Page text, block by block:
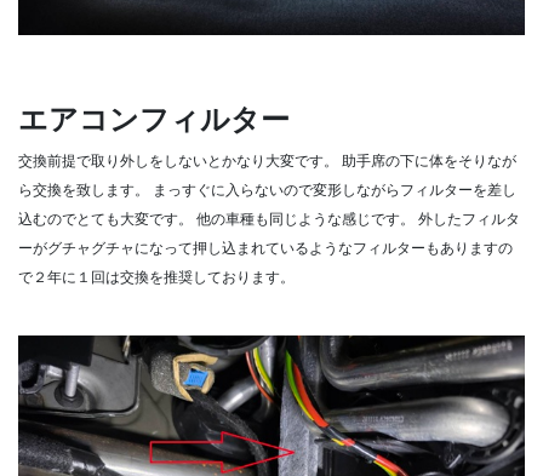
エアコンフィルター
交換前提で取り外しをしないとかなり大変です。
助手席の下に体をそりなが
ら交換を致します。
まっすぐに入らないので変形しながらフィルターを差し
込むのでとても大変です。
他の車種も同じような感じです。
外したフィルタ
ーがグチャグチャになって押し込まれているようなフィルターもありますの
で２年に１回は交換を推奨しております。